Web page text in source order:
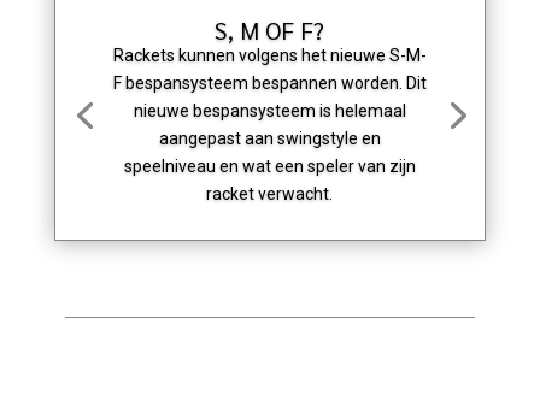
S, M OF F?
Rackets kunnen volgens het nieuwe S-M-
F bespansysteem bespannen worden. Dit
nieuwe bespansysteem is helemaal
aangepast aan swingstyle en
speelniveau en wat een speler van zijn
racket verwacht.